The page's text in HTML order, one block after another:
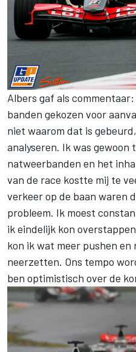
Albers gaf als
banden gekozen voor
niet waarom dat is
analyseren. Ik was gewoon
natweerbanden en het
van de race kostte mij te
verkeer op de baan waren
probleem. Ik moest
ik eindelijk kon
kon ik wat meer pushen
neerzetten. Ons tempo
ben optimistisch over de